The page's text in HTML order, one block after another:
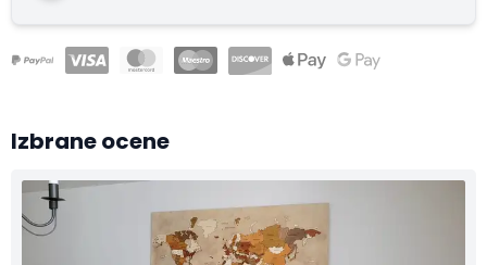
Izbrane ocene